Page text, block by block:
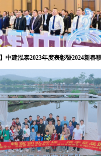
中建泓泰2023年度表彰暨2024新春